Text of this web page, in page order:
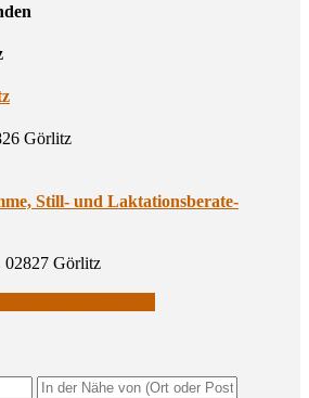
Görlitz
Still- und Lak­ta­ti­ons­be­ra­te­
02827 Görlitz